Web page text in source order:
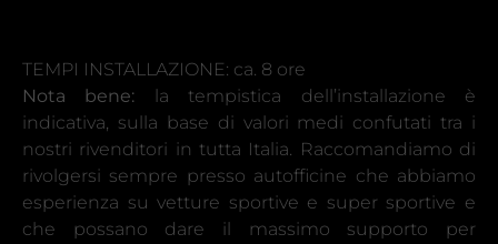
TEMPI INSTALLAZIONE: ca. 8 ore
Nota bene: la tempistica dell’installazione è
indicativa, sulla base di valori medi confutati tra i
nostri rivenditori in tutta Italia. Raccomandiamo di
rivolgersi sempre presso autofficine che abbiamo
esperienza su vetture sportive e super sportive e
che possano dare il massimo supporto per